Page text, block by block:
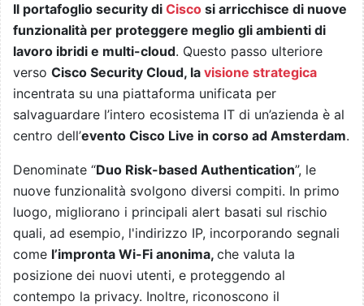
Il portafoglio security di Cisco si arricchisce di nuove
funzionalità per proteggere meglio gli ambienti di
lavoro ibridi e multi-cloud. Questo passo ulteriore
verso Cisco Security Cloud, la visione strategica
incentrata su una piattaforma unificata per
salvaguardare l’intero ecosistema IT di un’azienda è al
centro dell’evento Cisco Live in corso ad Amsterdam.
Denominate “Duo Risk-based Authentication”, le
nuove funzionalità svolgono diversi compiti. In primo
luogo, migliorano i principali alert basati sul rischio
quali, ad esempio, l'indirizzo IP, incorporando segnali
come l’impronta Wi-Fi anonima, che valuta la
posizione dei nuovi utenti, e proteggendo al
contempo la privacy. Inoltre, riconoscono il